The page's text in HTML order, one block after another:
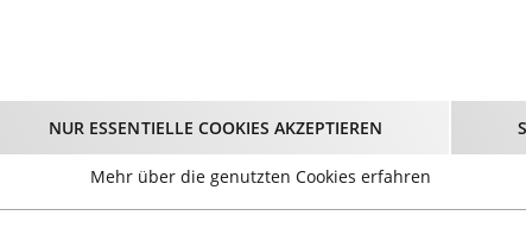
Gerlos
06.04.2024 - Beginn 12:00 Uhr
NUR ESSENTIELLE COOKIES AKZEPTIEREN
Mehr über die genutzten Cookies erfahren